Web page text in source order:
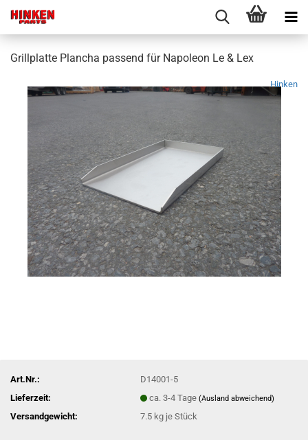
Grillplatte Plancha passend für Napoleon Le & Lex
Hinken
Art.Nr.:
D14001-5
Lieferzeit:
ca. 3-4 Tage(Ausland abweichend)
Versandgewicht: 7.5 kg je Stück